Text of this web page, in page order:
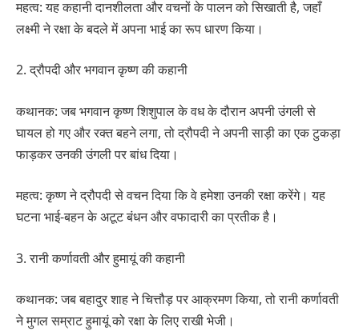
महत्व: यह कहानी दानशीलता और वचनों के पालन को सिखाती है, जहाँ
लक्ष्मी ने रक्षा के बदले में अपना भाई का रूप धारण किया।
2. द्रौपदी और भगवान कृष्ण की कहानी
कथानक: जब भगवान कृष्ण शिशुपाल के वध के दौरान अपनी उंगली से
घायल हो गए और रक्त बहने लगा, तो द्रौपदी ने अपनी साड़ी का एक टुकड़ा
फाड़कर उनकी उंगली पर बांध दिया।
महत्व: कृष्ण ने द्रौपदी से वचन दिया कि वे हमेशा उनकी रक्षा करेंगे। यह
घटना भाई-बहन के अटूट बंधन और वफादारी का प्रतीक है।
3. रानी कर्णावती और हुमायूं की कहानी
कथानक: जब बहादुर शाह ने चित्तौड़ पर आक्रमण किया, तो रानी कर्णावती
ने मुगल सम्राट हुमायूं को रक्षा के लिए राखी भेजी।